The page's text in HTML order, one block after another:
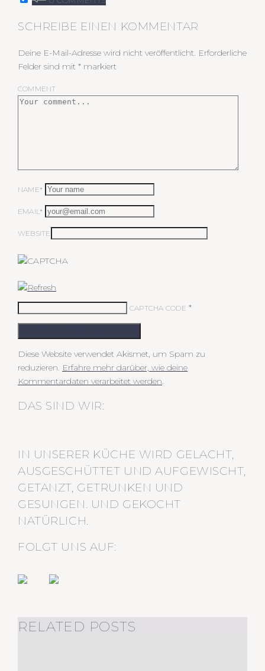
SCHREIBE EINEN KOMMENTAR
Deine E-Mail-Adresse wird nicht veröffentlicht. Erforderliche
Felder sind mit * markiert
COMMENT
NAME*
EMAIL*
WEBSITE
CAPTCHA CODE *
Diese Website verwendet Akismet, um Spam zu
reduzieren. Erfahre mehr darüber, wie deine
Kommentardaten verarbeitet werden.
DAS SIND WIR:
IN UNSERER KÜCHE WIRD GELACHT,
AUSGESCHÜTTET UND AUFGEWISCHT,
GETANZT, GETRUNKEN UND
GESUNGEN. UND GEKOCHT
NATÜRLICH.
FOLGT UNS AUF:
RELATED POSTS